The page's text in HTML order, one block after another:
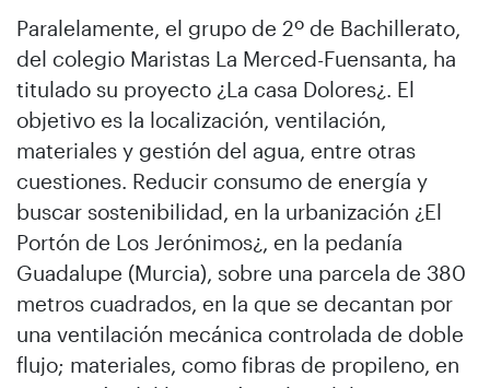
Paralelamente, el grupo de 2º de Bachillerato,
del colegio Maristas La Merced-Fuensanta, ha
titulado su proyecto ¿La casa Dolores¿. El
objetivo es la localización, ventilación,
materiales y gestión del agua, entre otras
cuestiones. Reducir consumo de energía y
buscar sostenibilidad, en la urbanización ¿El
Portón de Los Jerónimos¿, en la pedanía
Guadalupe (Murcia), sobre una parcela de 380
metros cuadrados, en la que se decantan por
una ventilación mecánica controlada de doble
flujo; materiales, como fibras de propileno, en